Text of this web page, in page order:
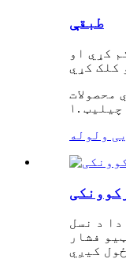
طبقې
کړي او
محصولات
ولوله
د نسل
فشار